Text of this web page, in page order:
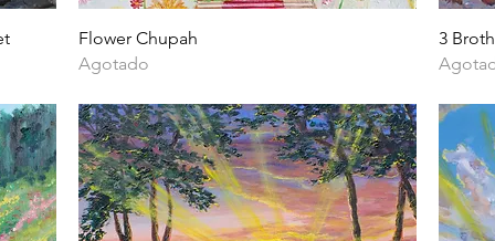
Flower Chupah
Agotado
3